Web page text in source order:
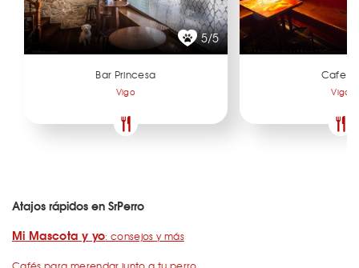
5/5
Bar Princesa
Vigo
Cafe
Vigo
Atajos rápidos en SrPerro
Mi Mascota y yo: consejos y más